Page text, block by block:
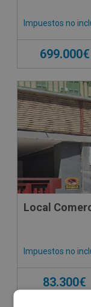
Impuestos no
699.000€
Local
Impuestos no
83.300€